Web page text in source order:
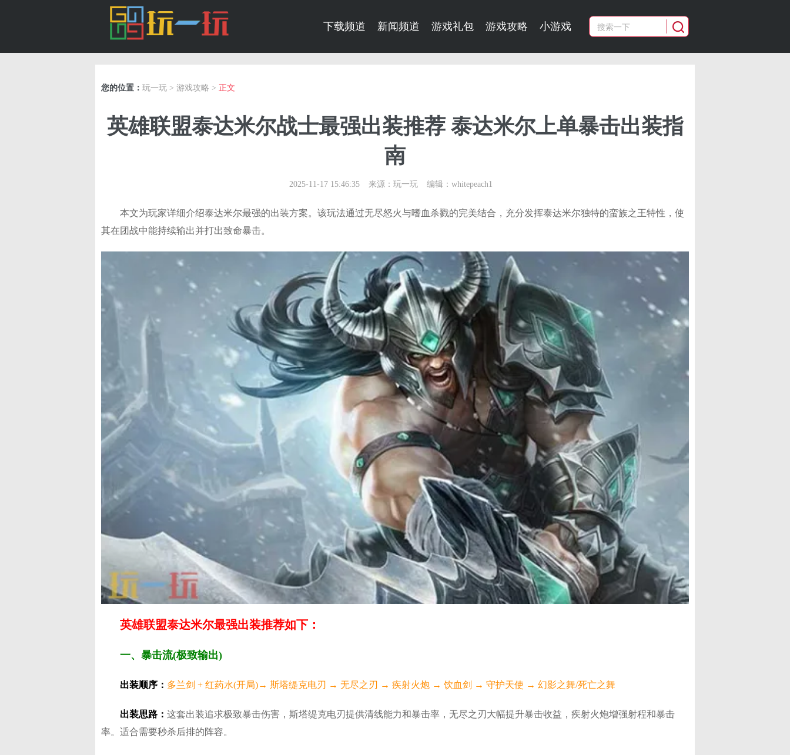
下载频道 新闻频道 游戏礼包 游戏攻略 小游戏
您的位置： 玩一玩 > 游戏攻略 > 正文
英雄联盟泰达米尔战士最强出装推荐 泰达米尔上单暴击出装指
南
2025-11-17 15:46:35 来源：玩一玩 编辑：whitepeach1
本文为玩家详细介绍泰达米尔最强的出装方案。该玩法通过无尽怒火与嗜血杀戮的完美结合，充分发挥泰达米尔独特的蛮族之王特性，使
其在团战中能持续输出并打出致命暴击。
英雄联盟泰达米尔最强出装推荐如下：
一、暴击流(极致输出)
​出装顺序​： 多兰剑 + 红药水(开局)→ 斯塔缇克电刃 → 无尽之刃 → 疾射火炮 → 饮血剑 → 守护天使 → 幻影之舞/死亡之舞
​出装思路​： 这套出装追求极致暴击伤害，斯塔缇克电刃提供清线能力和暴击率，无尽之刃大幅提升暴击收益，疾射火炮增强射程和暴击
率。适合需要秒杀后排的阵容。